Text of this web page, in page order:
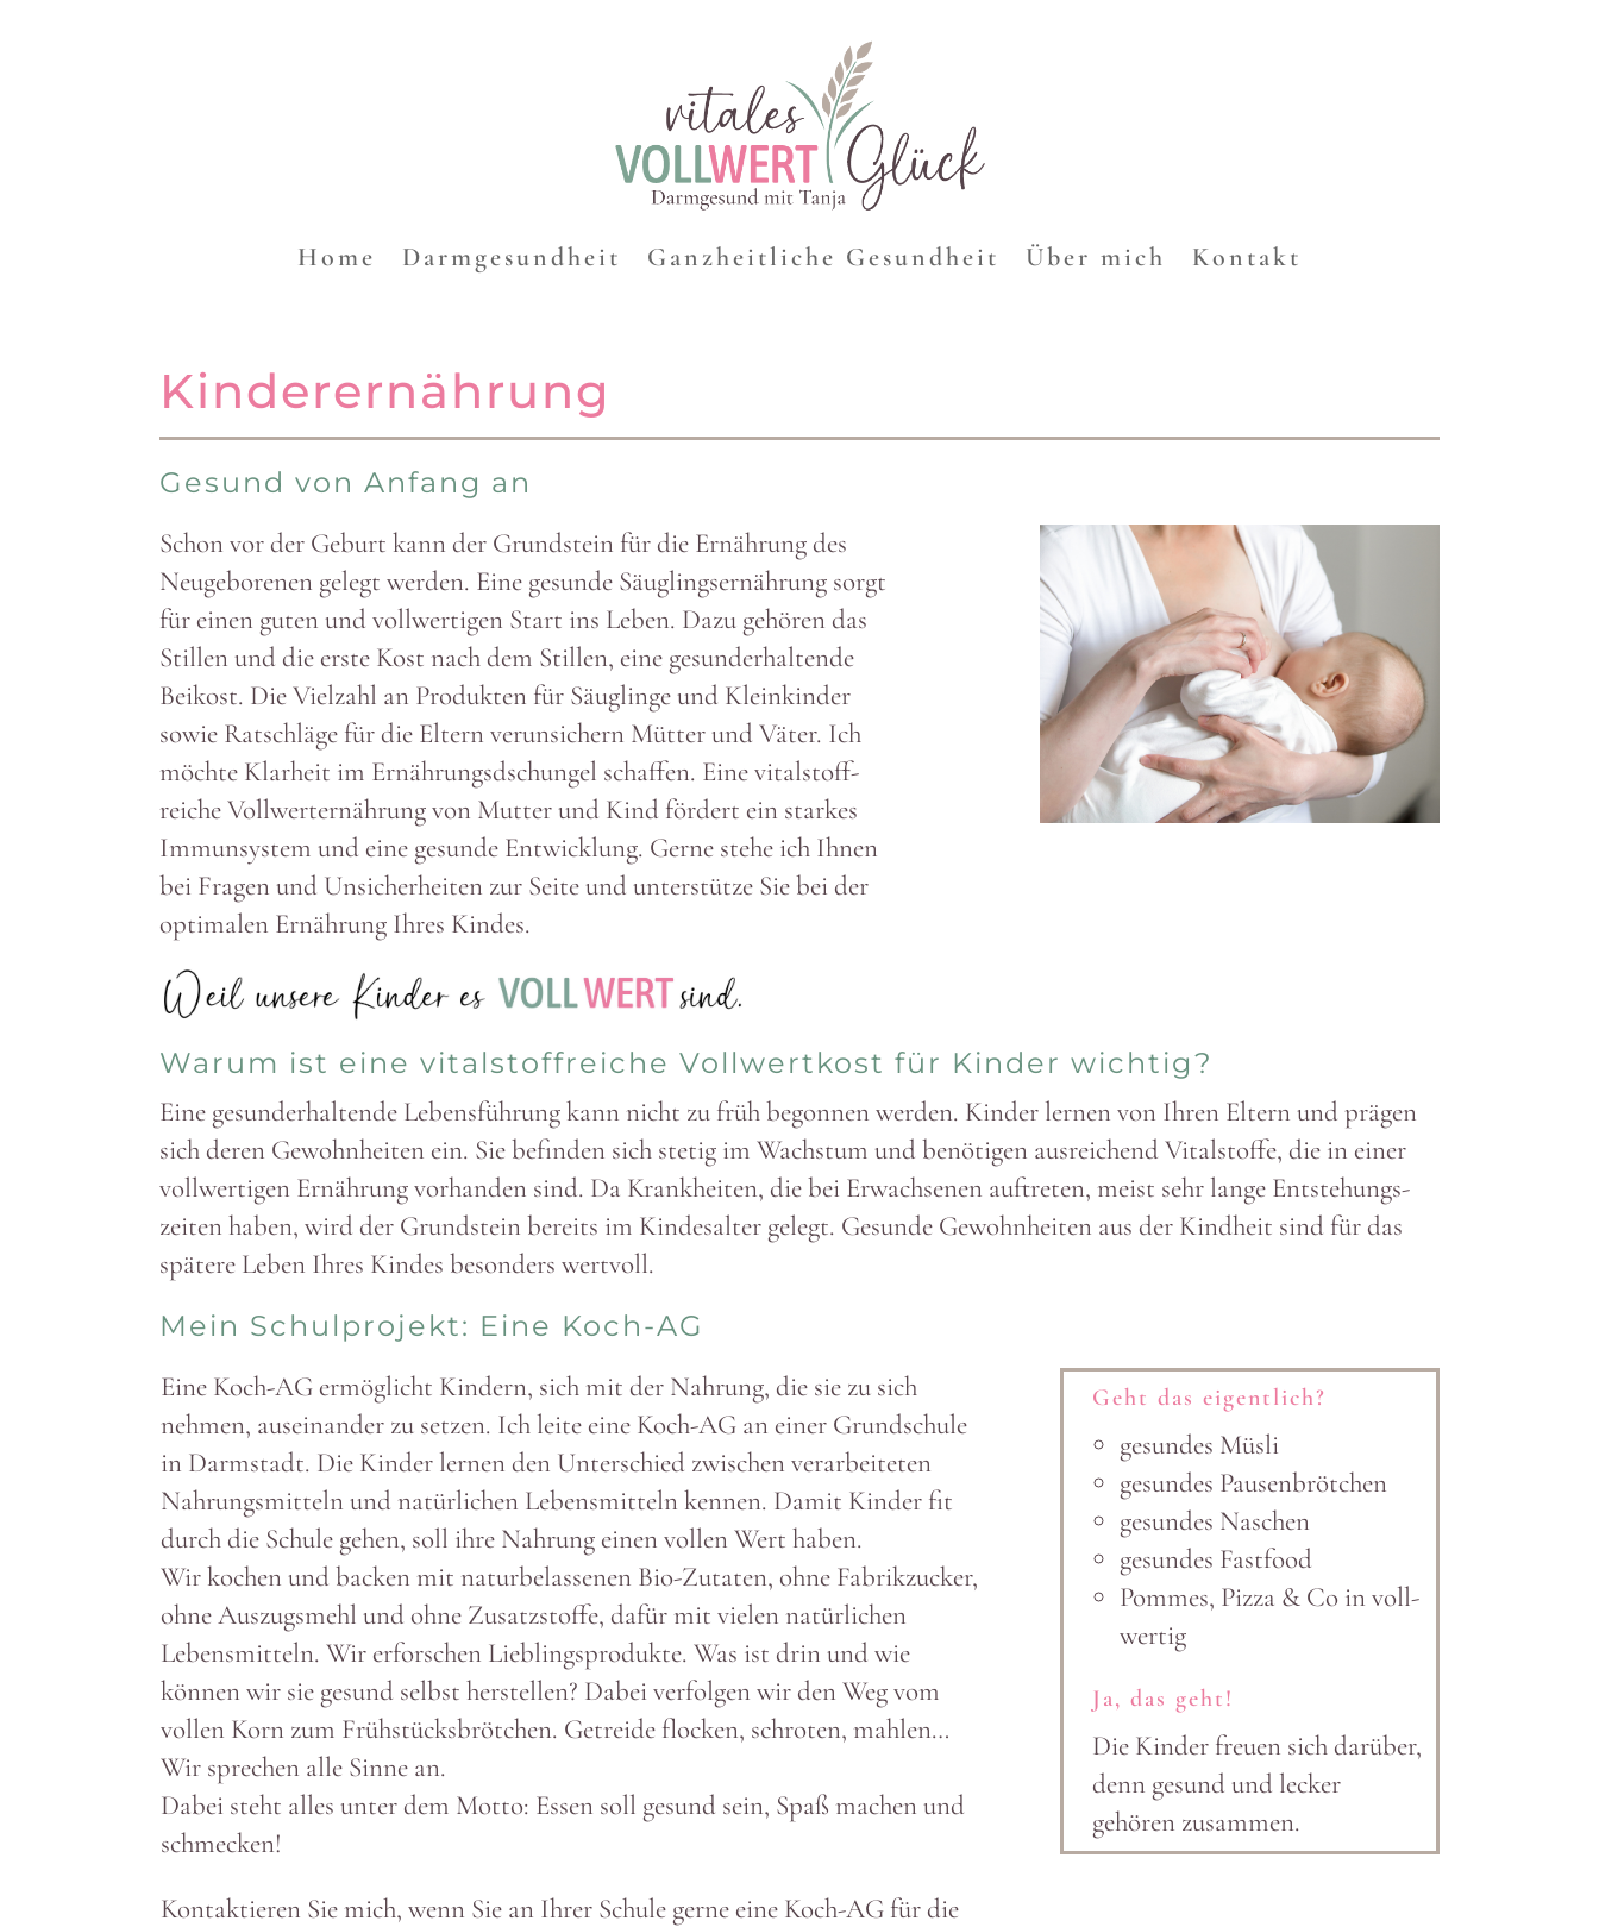
Home Darm­ge­sundheit Ganz­heit­liche Gesundheit Über mich Kontakt
Kinder­er­nährung
Gesund von Anfang an
Schon vor der Geburt kann der Grund­stein für die Ernährung des
Neuge­bo­renen gelegt werden. Eine gesunde Säug­lings­er­nährung sorgt
für einen guten und voll­wer­tigen Start ins Leben. Dazu gehören das
Stillen und die erste Kost nach dem Stillen, eine gesund­erhal­tende
Beikost. Die Vielzahl an Produkten für Säug­linge und Klein­kinder
sowie Ratschläge für die Eltern verun­si­chern Mütter und Väter. Ich
möchte Klarheit im Ernäh­rungs­dschungel schaffen. Eine vital­stoff­
reiche Voll­wert­er­nährung von Mutter und Kind fördert ein starkes
Immun­system und eine gesunde Entwicklung. Gerne stehe ich Ihnen
bei Fragen und Unsi­cher­heiten zur Seite und unter­stütze Sie bei der
opti­malen Ernährung Ihres Kindes.
Warum ist eine vital­stoff­reiche Voll­wertkost für Kinder wichtig?
Eine gesund­erhal­tende Lebens­führung kann nicht zu früh begonnen werden. Kinder lernen von Ihren Eltern und prägen
sich deren Gewohn­heiten ein. Sie befinden sich stetig im Wachstum und benö­tigen ausrei­chend Vital­stoffe, die in einer
voll­wer­tigen Ernährung vorhanden sind. Da Krank­heiten, die bei Erwach­senen auftreten, meist sehr lange Entste­hungs­
zeiten haben, wird der Grund­stein bereits im Kindes­alter gelegt. Gesunde Gewohn­heiten aus der Kindheit sind für das
spätere Leben Ihres Kindes besonders wertvoll.
Mein Schul­projekt: Eine Koch-AG
Eine Koch-AG ermög­licht Kindern, sich mit der Nahrung, die sie zu sich
nehmen, ausein­ander zu setzen. Ich leite eine Koch-AG an einer Grund­schule
in Darm­stadt. Die Kinder lernen den Unter­schied zwischen verar­bei­teten
Nahrungs­mitteln und natür­lichen Lebens­mitteln kennen. Damit Kinder fit
durch die Schule gehen, soll ihre Nahrung einen vollen Wert haben.
Wir kochen und backen mit natur­be­las­senen Bio-Zutaten, ohne Fabrik­zucker,
ohne Auszugsmehl und ohne Zusatz­stoffe, dafür mit vielen natür­lichen
Lebens­mitteln. Wir erfor­schen Lieb­lings­pro­dukte. Was ist drin und wie
können wir sie gesund selbst herstellen? Dabei verfolgen wir den Weg vom
vollen Korn zum Früh­stücks­brötchen. Getreide flocken, schroten, mahlen…
Wir sprechen alle Sinne an.
Dabei steht alles unter dem Motto: Essen soll gesund sein, Spaß machen und
schmecken!
Kontak­tieren Sie mich, wenn Sie an Ihrer Schule gerne eine Koch-AG für die
Geht das eigentlich?
gesundes Müsli
gesundes Pausen­brötchen
gesundes Naschen
gesundes Fastfood
Pommes, Pizza & Co in voll­
wertig
Ja, das geht!
Die Kinder freuen sich darüber,
denn gesund und lecker
gehören zusammen.